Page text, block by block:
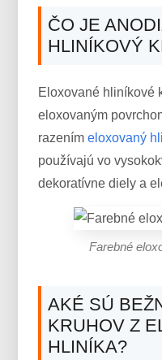
ČO JE
HLINÍKOVÝ
Eloxované hliníkové
eloxovaným
razenímeloxovaný
používajú vo
dekoratívne diely a
Farebné
AKÉ SÚ
KRUHOV Z
HLINÍKA?